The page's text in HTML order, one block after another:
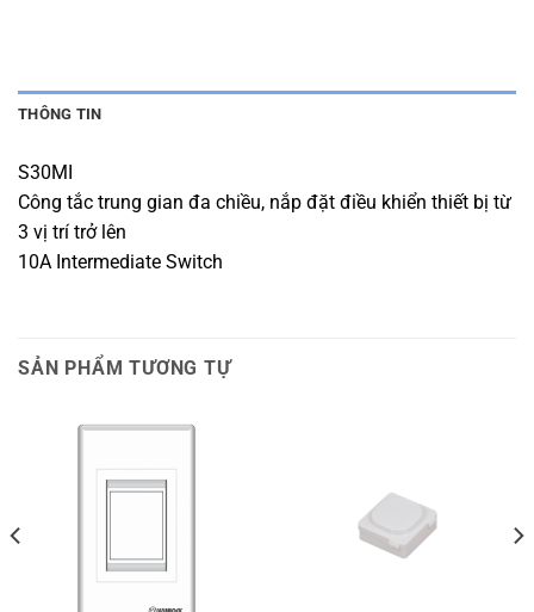
THÔNG TIN
S30MI
Công tắc trung gian đa chiều, nắp đặt điều khiển thiết bị từ
3 vị trí trở lên
10A Intermediate Switch
SẢN PHẨM TƯƠNG TỰ